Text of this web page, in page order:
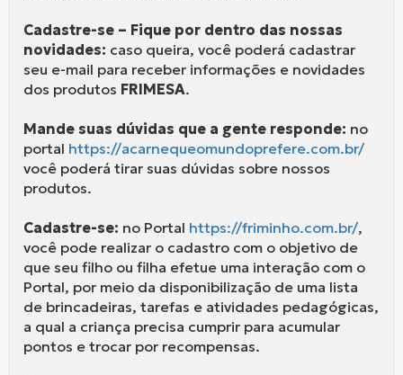
Cadastre-se – Fique por dentro das nossas
novidades: caso queira, você poderá cadastrar
seu e-mail para receber informações e novidades
dos produtos FRIMESA.
Mande suas dúvidas que a gente responde: no
portal https://acarnequeomundoprefere.com.br/
você poderá tirar suas dúvidas sobre nossos
produtos.
Cadastre-se: no Portal https://friminho.com.br/,
você pode realizar o cadastro com o objetivo de
que seu filho ou filha efetue uma interação com o
Portal, por meio da disponibilização de uma lista
de brincadeiras, tarefas e atividades pedagógicas,
a qual a criança precisa cumprir para acumular
pontos e trocar por recompensas.